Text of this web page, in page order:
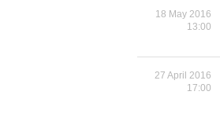
18 May 2016
13:00
27 April 2016
17:00